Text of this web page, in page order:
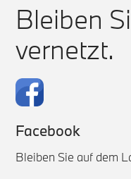
Bleiben
vernetzt.
Facebook
Bleiben Sie auf dem